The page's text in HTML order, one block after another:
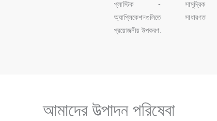
প্লাস্টিক - সামুদ্রিক
অ্যাপ্লিকেশনগুলিতে সাধারণত
প্রয়োজনীয় উপকরণ.
আমাদের উত্পাদন পরিষেবা